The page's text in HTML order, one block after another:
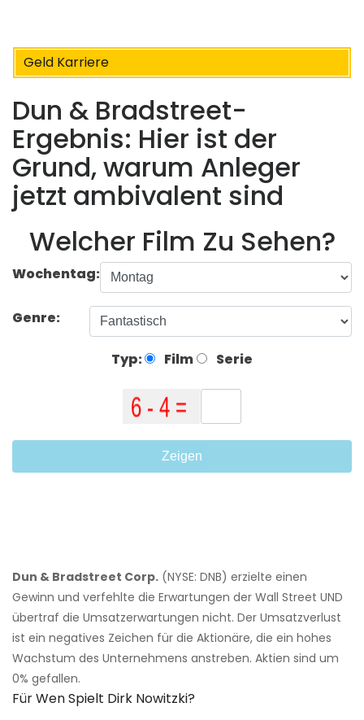
Geld Karriere
Dun & Bradstreet-
Ergebnis: Hier ist der
Grund, warum Anleger
jetzt ambivalent sind
Welcher Film Zu Sehen?
Wochentag:
Genre:
Typ: Film Serie
Zeigen
Dun & Bradstreet Corp. (NYSE: DNB) erzielte einen
Gewinn und verfehlte die Erwartungen der Wall Street UND
übertraf die Umsatzerwartungen nicht. Der Umsatzverlust
ist ein negatives Zeichen für die Aktionäre, die ein hohes
Wachstum des Unternehmens anstreben. Aktien sind um
0% gefallen.
Für Wen Spielt Dirk Nowitzki?